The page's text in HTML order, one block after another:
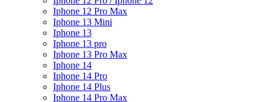
Iphone 12 Pro Max
Iphone 13 Mini
Iphone 13
Iphone 13 pro
Iphone 13 Pro Max
Iphone 14
Iphone 14 Pro
Iphone 14 Plus
Iphone 14 Pro Max